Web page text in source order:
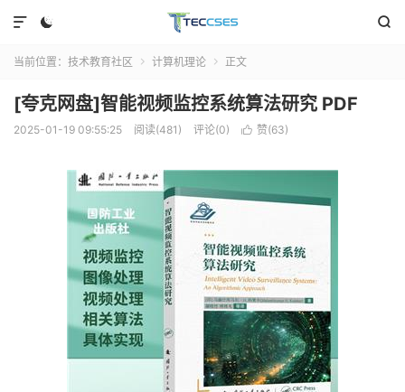
 

当前位置： 技术教育社区  计算机理论  正文
[夸克网盘]智能视频监控系统算法研究 PDF
2025-01-19 09:55:25 阅读(481) 评论(0)  赞(63)